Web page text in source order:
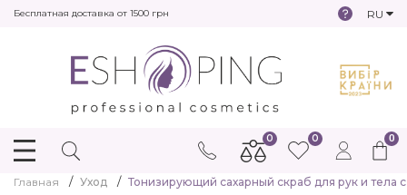
Бесплатная доставка от 1500 грн RU
0
0 0
Главная Уход Тонизирующий сахарный скраб для рук и тела